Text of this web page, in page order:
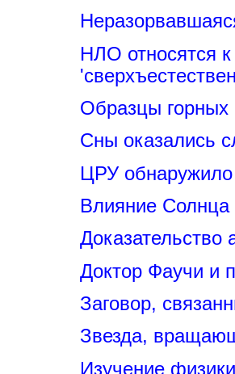
НЛО относятся к
Образцы горных
Сны оказались
ЦРУ обнаружило
Влияние
Доказательство
Доктор Фаучи и
Заговор,
Звезда,
Изучение